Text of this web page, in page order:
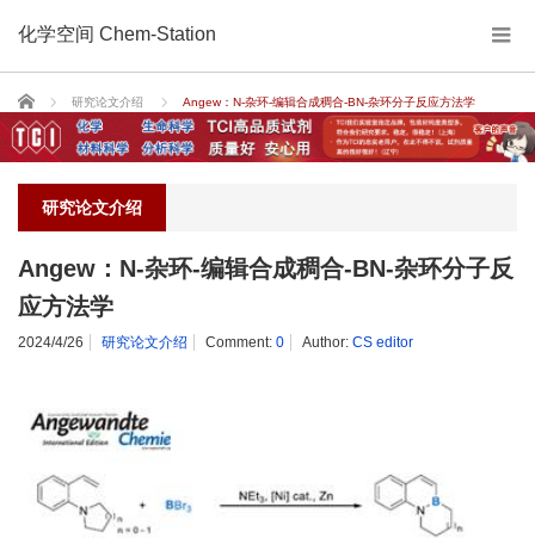
化学空间 Chem-Station
Home 研究论文介绍 Angew：N-杂环-编辑合成稠合-BN-杂环分子反应方法学
研究论文介绍
Angew：N-杂环-编辑合成稠合-BN-杂环分子反
应方法学
2024/4/26 研究论文介绍 Comment: 0 Author: CS editor